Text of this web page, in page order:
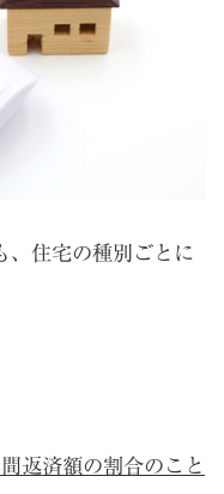
、住宅の種別ごとに
返済額の割合のこと